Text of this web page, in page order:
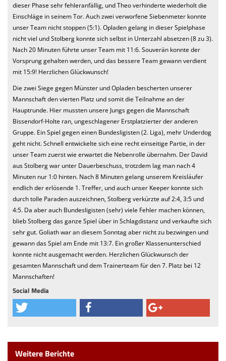
dieser Phase sehr fehleranfällig, und Theo verhinderte wiederholt die
Einschläge in seinem Tor. Auch zwei verworfene Siebenmeter konnte
unser Team nicht stoppen (5:1). Opladen gelang in dieser Spielphase
nicht viel und Stolberg konnte sich selbst in Unterzahl absetzen (8 zu 3).
Nach 20 Minuten führte unser Team mit 11:6. Souverän konnte der
Vorsprung gehalten werden, und das bessere Team gewann verdient
mit 15:9! Herzlichen Glückwunsch!
Die zwei Siege gegen Münster und Opladen bescherten unserer
Mannschaft den vierten Platz und somit die Teilnahme an der
Hauptrunde. Hier mussten unsere Jungs gegen die Mannschaft
Bissendorf-Holte ran, ungeschlagener Erstplatzierter der anderen
Gruppe. Ein Spiel gegen einen Bundesligisten (2. Liga), mehr Underdog
geht nicht. Schnell entwickelte sich eine recht einseitige Partie, in der
unser Team zuerst wie erwartet die Nebenrolle übernahm. Der David
aus Stolberg war unter Dauerbeschuss, trotzdem lag man nach 4
Minuten nur 1:0 hinten. Nach 8 Minuten gelang unserem Kreisläufer
endlich der erlösende 1. Treffer, und auch unser Keeper konnte sich
durch tolle Paraden auszeichnen, Stolberg verkürzte auf 2:4, 3:5 und
4:5. Da aber auch Bundesligisten (sehr) viele Fehler machen können,
blieb Stolberg das ganze Spiel über in Schlagdistanz und verkaufte sich
sehr gut. Goliath war an diesem Sonntag aber nicht zu bezwingen und
gewann das Spiel am Ende mit 13:7. Ein großer Klassenunterschied
konnte nicht ausgemacht werden. Herzlichen Glückwunsch der
gesamten Mannschaft und dem Trainerteam für den 7. Platz bei 12
Mannschaften!
Social Media
Weitere Berichte